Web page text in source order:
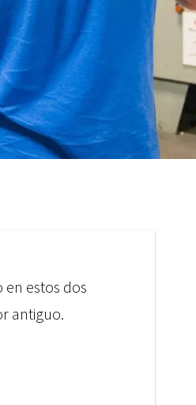
estos dos
antiguo.